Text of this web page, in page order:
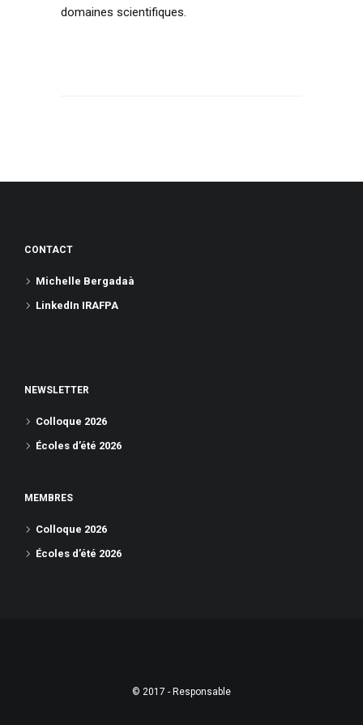
domaines scientifiques.
CONTACT
Michelle Bergadaà
LinkedIn IRAFPA
NEWSLETTER
Colloque 2026
Écoles d’été 2026
MEMBRES
Colloque 2026
Écoles d’été 2026
© 2017 - Responsable